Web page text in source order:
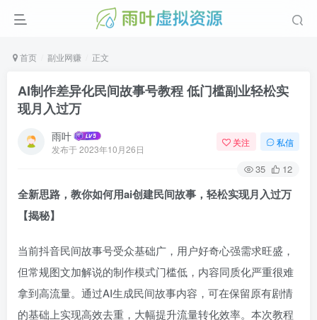
首页 副业网赚 正文
AI制作差异化民间故事号教程 低门槛副业轻松实
现月入过万
雨叶
发布于2023年10月26日
关注 私信
35 12
全新思路，教你如何用ai创建民间故事，轻松实现月入过万
【揭秘】
当前抖音民间故事号受众基础广，用户好奇心强需求旺盛，
但常规图文加解说的制作模式门槛低，内容同质化严重很难
拿到高流量。通过AI生成民间故事内容，可在保留原有剧情
的基础上实现高效去重，大幅提升流量转化效率。本次教程